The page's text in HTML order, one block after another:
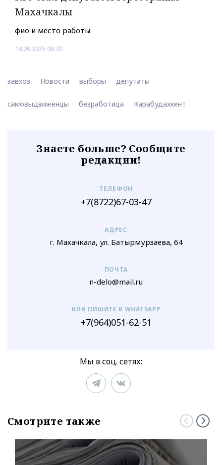
Махачкалы
фио и место работы
18.09.2025 00:30
завхоз Новости выборы депутаты
самовыдвиженцы безработица Карабудахкент
Знаете больше? Сообщите
редакции!
ТЕЛЕФОН
+7(8722)67-03-47
АДРЕС
г. Махачкала, ул. Батырмурзаева, 64
ПОЧТА
n-delo@mail.ru
ИЛИ ПИШИТЕ В WHATSAPP
+7(964)051-62-51
Мы в соц. сетях:
Смотрите также